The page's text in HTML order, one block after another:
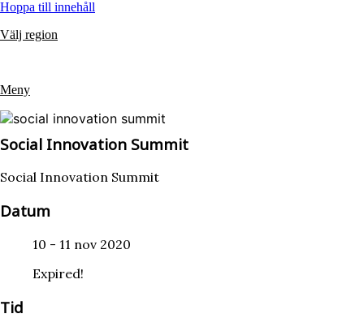
Hoppa till innehåll
Välj region
Meny
Social Innovation Summit
Social Innovation Summit
Datum
10 - 11 nov 2020
Expired!
Tid